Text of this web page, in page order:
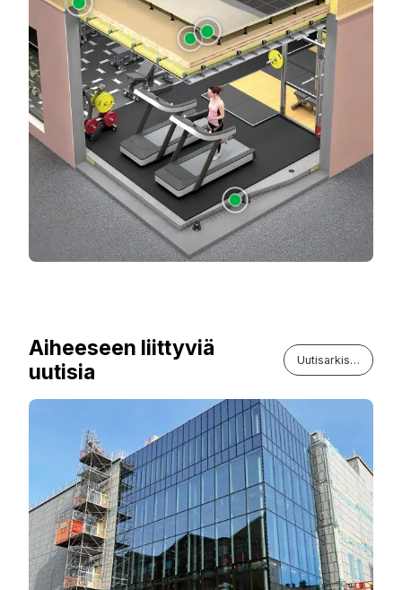
Aiheeseen liittyviä
uutisia
Uutisarkisto